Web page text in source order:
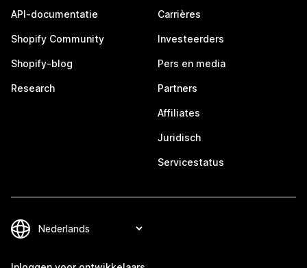
API-documentatie
Shopify Community
Shopify-blog
Research
Carrières
Investeerders
Pers en media
Partners
Affiliates
Juridisch
Servicestatus